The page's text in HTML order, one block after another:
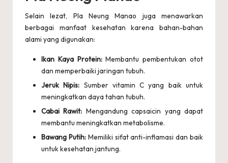
Selain lezat, Pla Neung Manao juga menawarkan
berbagai manfaat kesehatan karena bahan-bahan
alami yang digunakan:
Ikan Kaya Protein:Membantu pembentukan otot
dan memperbaiki jaringan tubuh.
Jeruk Nipis: Sumber vitamin C yang baik untuk
meningkatkan daya tahan tubuh.
Cabai Rawit: Mengandung capsaicin yang dapat
membantu meningkatkan metabolisme.
Bawang Putih:Memiliki sifat anti-inflamasi dan baik
untuk kesehatan jantung.